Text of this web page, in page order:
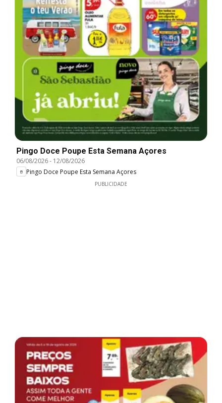
Pingo Doce Poupe Esta Semana Açores
06/08/2026- 12/08/2026
Pingo Doce Poupe Esta Semana Açores
PUBLICIDADE